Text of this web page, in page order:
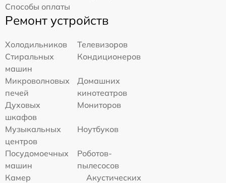
Способы оплаты
Ремонт устройств
Холодильников
Телевизоров
Стиральных
машин
Кондиционеров
Микроволновых
печей
Домашних
кинотеатров
Духовых
шкафов
Мониторов
Музыкальных
центров
Ноутбуков
Посудомоечных
машин
Роботов-
пылесосов
Камер
Акустических